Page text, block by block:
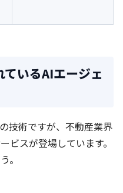
いるAIエージェ
技術ですが、不動産業界
ビスが登場しています。
。